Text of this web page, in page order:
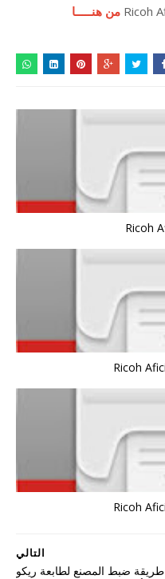
من هنـــــا
التالي
طريقة ضبط المصنع لطابعة ريكو